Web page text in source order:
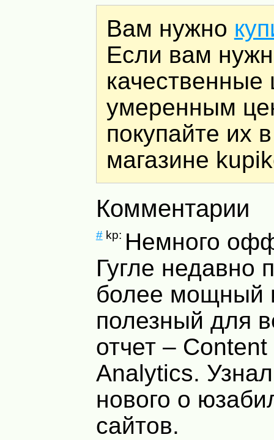
Вам нужно
Если вам
умеренным
покупайте их
магазине
Комментарии
#kp: Немного
Гугле недавно
более мощный
полезный для
отчет –
Analytics.
нового о
сайтов.